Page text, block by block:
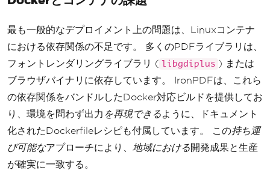
最も一般的なデプロイメント上の問題は、Linuxコンテナ
における依存関係の不足です。 多くのPDFライブラリは、
フォントレンダリングライブラリ (
libgdiplus ) または
ブラウザバイナリに依存しています。 IronPDFは、これら
の依存関係をバンドルしたDocker対応ビルドを提供してお
り、環境を問わず出力 を再現できるように、ドキュメント
化されたDockerfileレシピも付属しています。 この持ち運
び可能なアプローチにより、 地域における開発成果と生産
が確実に一致する。